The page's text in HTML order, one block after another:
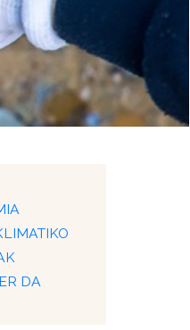
DA